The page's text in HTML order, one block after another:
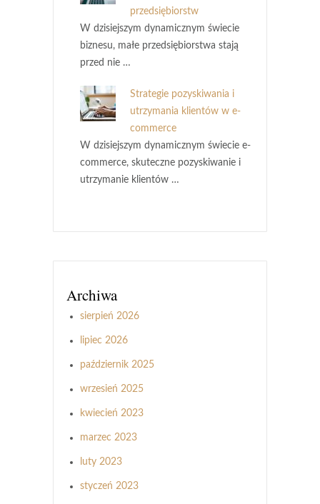
przedsiębiorstw
W dzisiejszym dynamicznym świecie
biznesu, małe przedsiębiorstwa stają
przed nie …
Strategie pozyskiwania i
utrzymania klientów w e-
commerce
W dzisiejszym dynamicznym świecie e-
commerce, skuteczne pozyskiwanie i
utrzymanie klientów …
Archiwa
sierpień 2026
lipiec 2026
październik 2025
wrzesień 2025
kwiecień 2023
marzec 2023
luty 2023
styczeń 2023